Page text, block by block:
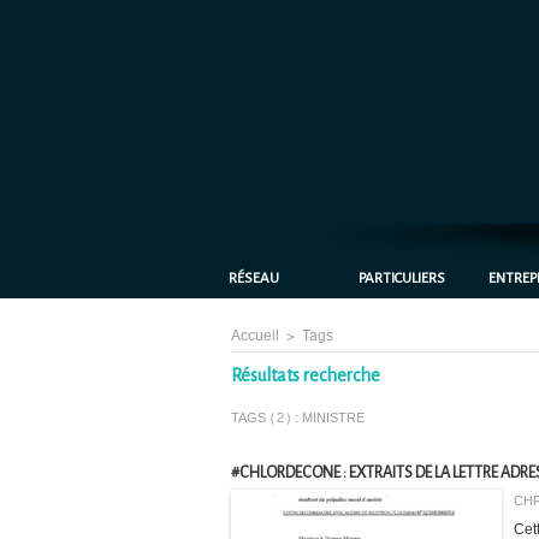
RÉSEAU PARTICULIERS
Accueil > Tags
Résultats recherche
TAGS (2) : MINISTRE
#CHLORDECONE : EXTRAITS DE LA LETTRE